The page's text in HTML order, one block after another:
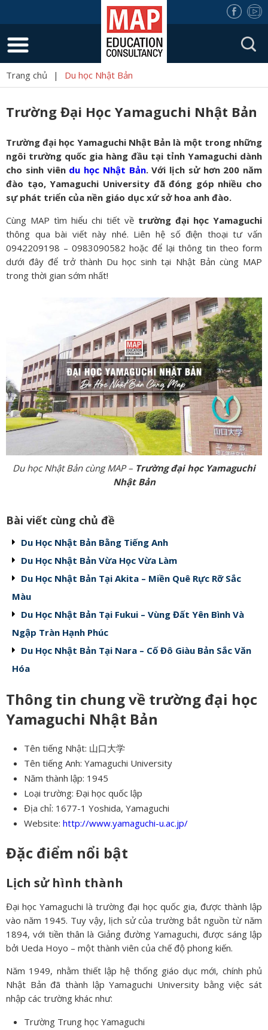
Trang chủ | Du học Nhật Bản
Trường Đại Học Yamaguchi Nhật Bản
Trường đại học Yamaguchi Nhật Bản là một trong những
ngôi trường quốc gia hàng đầu tại tỉnh Yamaguchi dành
cho sinh viên du học Nhật Bản. Với lịch sử hơn 200 năm
đào tạo, Yamaguchi University đã đóng góp nhiều cho
sự phát triển của nền giáo dục xứ sở hoa anh đào.
Cùng MAP tìm hiểu chi tiết về trường đại học Yamaguchi
thông qua bài viết này nhé. Liên hệ số điện thoại tư vấn
0942209198 – 0983090582 hoặc để lại thông tin theo form
dưới đây để trở thành Du học sinh tại Nhật Bản cùng MAP
trong thời gian sớm nhất!
Du học Nhật Bản cùng MAP – Trường đại học Yamaguchi
Nhật Bản
Bài viết cùng chủ đề
Du Học Nhật Bản Bằng Tiếng Anh
Du Học Nhật Bản Vừa Học Vừa Làm
Du Học Nhật Bản Tại Akita – Miền Quê Rực Rỡ Sắc
Màu
Du Học Nhật Bản Tại Fukui – Vùng Đất Yên Bình Và
Ngập Tràn Hạnh Phúc
Du Học Nhật Bản Tại Nara – Cố Đô Giàu Bản Sắc Văn
Hóa
Thông tin chung về trường đại học
Yamaguchi Nhật Bản
Tên tiếng Nhật: 山口大学
Tên tiếng Anh: Yamaguchi University
Năm thành lập: 1945
Loại trường: Đại học quốc lập
Địa chỉ: 1677-1 Yoshida, Yamaguchi
Website: http://www.yamaguchi-u.ac.jp/
Đặc điểm nổi bật
Lịch sử hình thành
Đại học Yamaguchi là trường đại học quốc gia, được thành lập
vào năm 1945. Tuy vậy, lịch sử của trường bắt nguồn từ năm
1894, với tiền thân là Giảng đường Yamaguchi, được sáng lập
bởi Ueda Hoyo – một thành viên của chế độ phong kiến.
Năm 1949, nhằm thiết lập hệ thống giáo dục mới, chính phủ
Nhật Bản đã thành lập Yamaguchi University bằng việc sát
nhập các trường khác như:
Trường Trung học Yamaguchi